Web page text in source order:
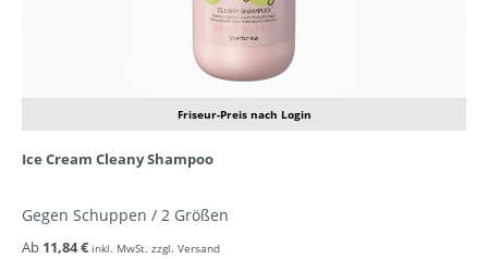
Friseur-Preis nach Login
Ice Cream Cleany Shampoo
Gegen Schuppen / 2 Größen
Ab 11,84 € inkl. MwSt. zzgl. Versand